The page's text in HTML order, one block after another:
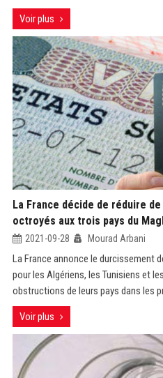
Voir plus
La France décide de réduire
octroyés aux trois pays du
2021-09-28 Mourad Arbani
La France annonce le durcissement
pour les Algériens, les Tunisiens et
obstructions de leurs pays dans les
Voir plus